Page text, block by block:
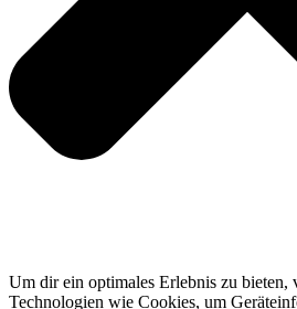
Um dir ein optimales Erlebnis zu bieten,
Technologien wie Cookies, um